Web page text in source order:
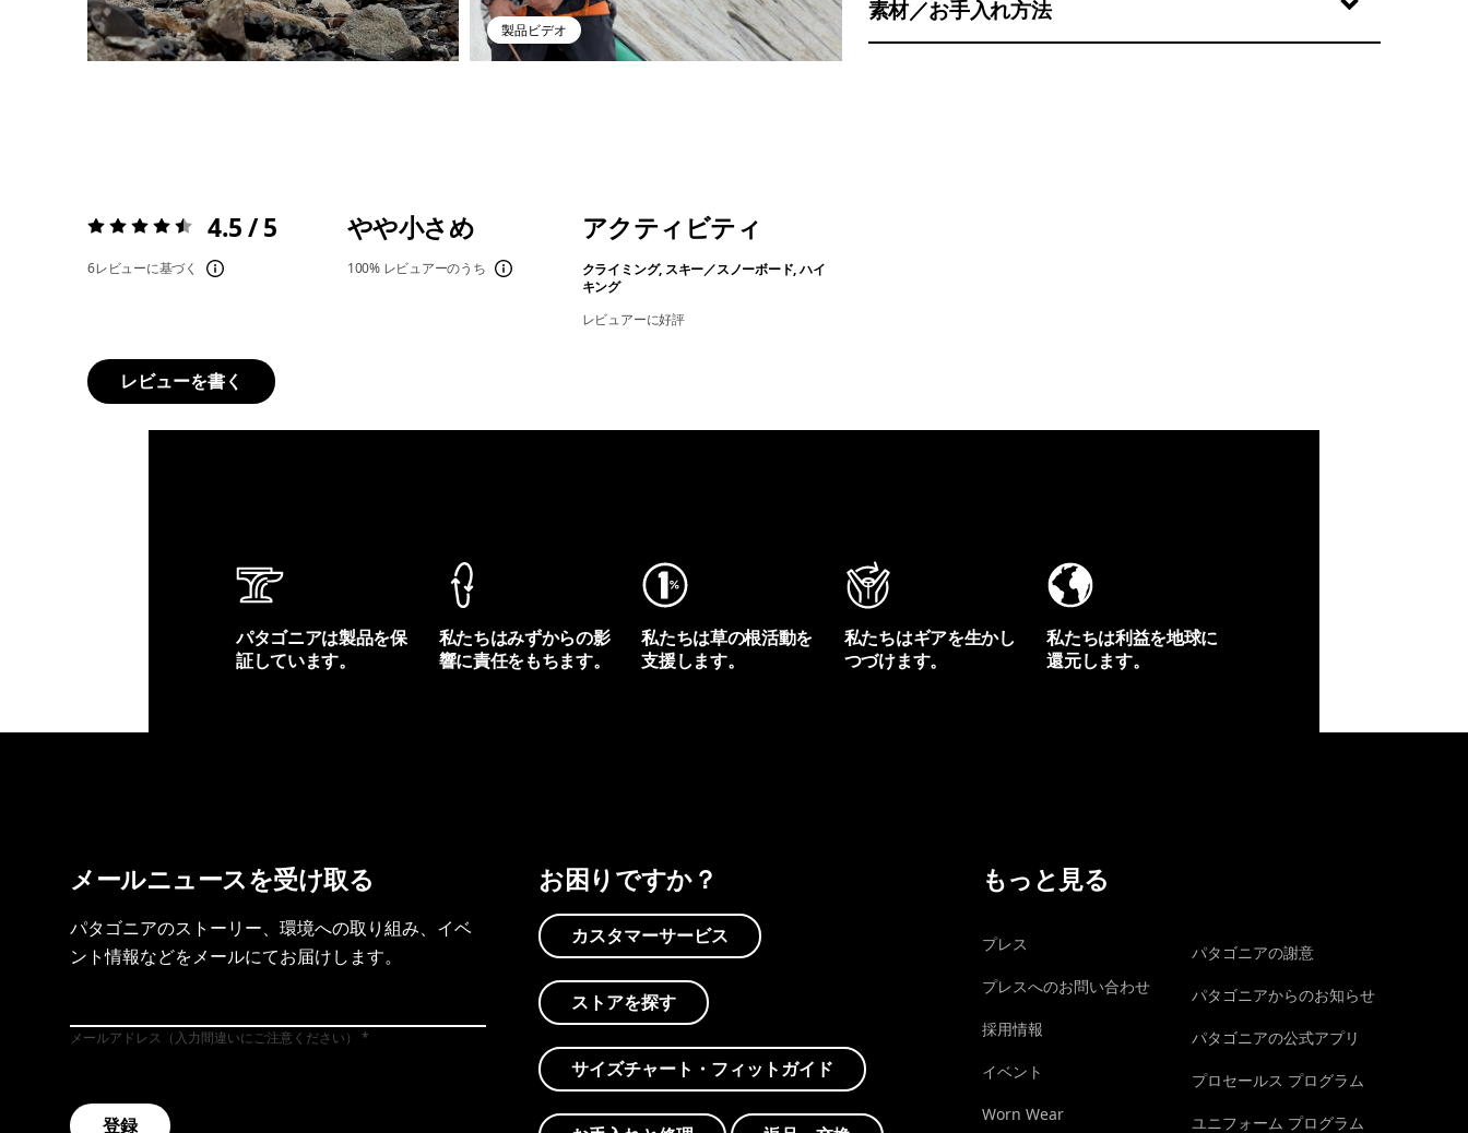
製品ビデオ
素材／お手入れ方法
評価:4.5 / 5 4.5 / 5
6レビューに基づく
やや小さめ
100% レビュアーのうち
アクティビティ
クライミング, スキー／スノーボード, ハイ
キング
レビュアーに好評
レビューを書く
パタゴニアは製品を保
証しています。
私たちはみずからの影
響に責任をもちます。
私たちは草の根活動を
支援します。
私たちはギアを生かし
つづけます。
私たちは利益を地球に
還元します。
メールニュースを受け取る
パタゴニアのストーリー、環境への取り組み、イベ
ント情報などをメールにてお届けします。
メールアドレス（入力間違いにご注意ください）
登録
お困りですか？
カスタマーサービス
ストアを探す
サイズチャート・フィットガイド
もっと見る
プレス
プレスへのお問い合わせ
採用情報
イベント
Worn Wear
パタゴニアの謝意
パタゴニアからのお知らせ
パタゴニアの公式アプリ
プロセールス プログラム
ユニフォーム プログラム